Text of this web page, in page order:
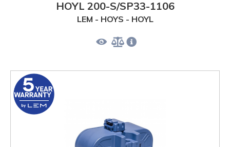
HOYL 200-S/SP33-1106
LEM - HOYS - HOYL